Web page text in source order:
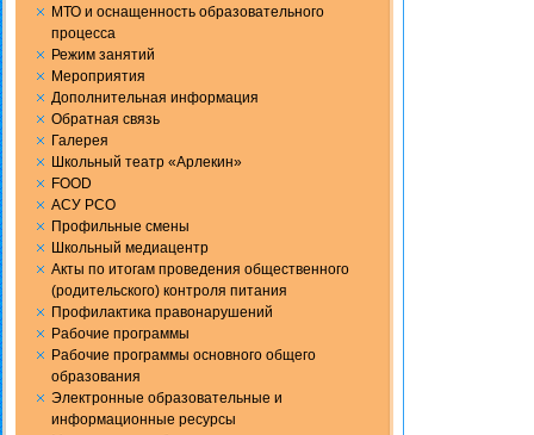
МТО и оснащенность образовательного
процесса
Режим занятий
Мероприятия
Дополнительная информация
Обратная связь
Галерея
Школьный театр «Арлекин»
FOOD
АСУ РСО
Профильные смены
Школьный медиацентр
Акты по итогам проведения общественного
(родительского) контроля питания
Профилактика правонарушений
Рабочие программы
Рабочие программы основного общего
образования
Электронные образовательные и
информационные ресурсы